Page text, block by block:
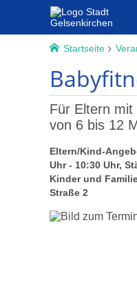
Startseite
Für Eltern
von 6 bis 12
Eltern/Kind-
Uhr - 10:30 Uhr,
Kinder und
Straße 2